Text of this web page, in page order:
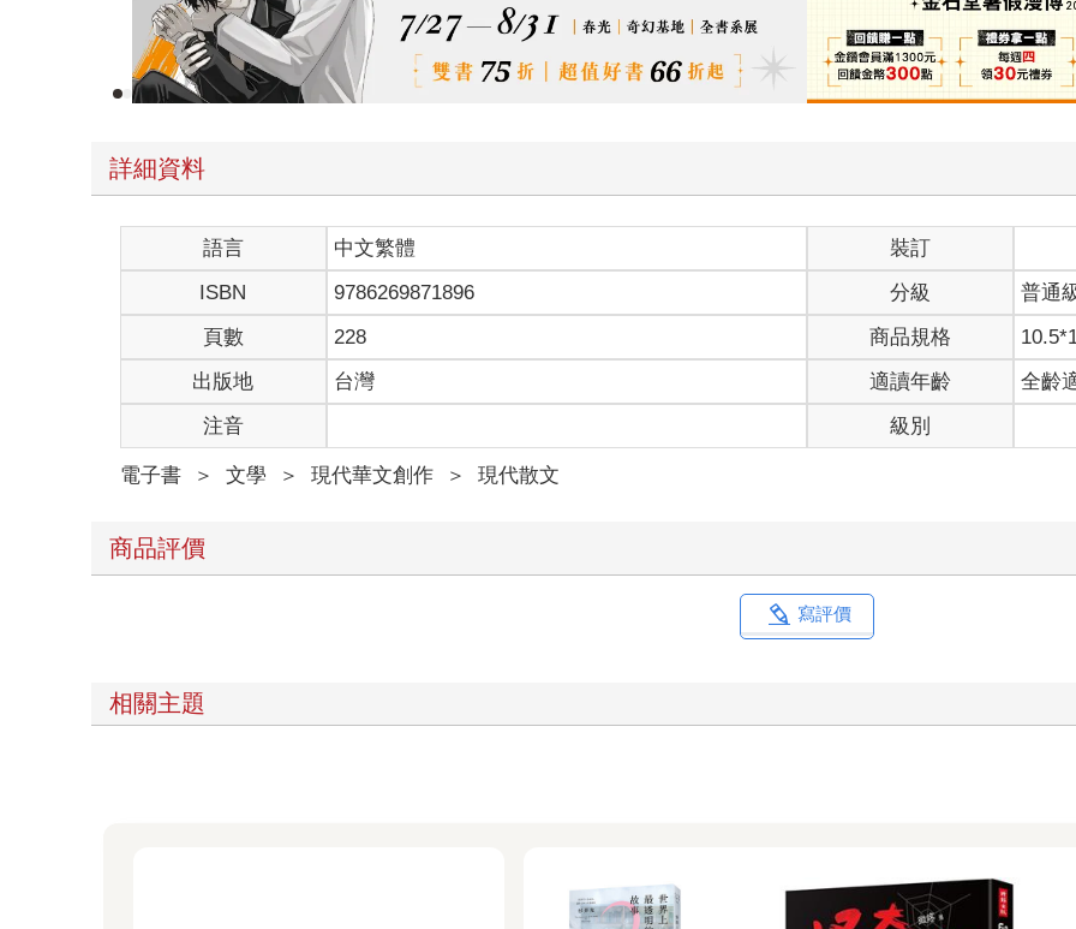
詳細資料
語言 中文繁體
裝訂
ISBN
9786269871896 分級
普通
頁數
228 商品規格
出版地
台灣 適讀年齡
全齡
注音
級別
電子書 ＞ 文學 ＞ 現代華文創作 ＞ 現代散文
商品評價
寫評價
相關主題